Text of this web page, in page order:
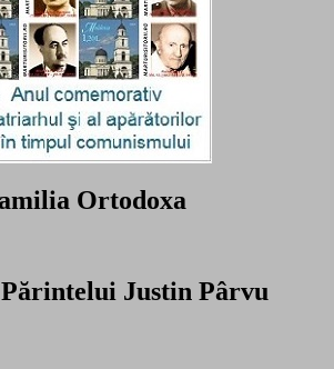
Ortodoxa
Justin Pârvu